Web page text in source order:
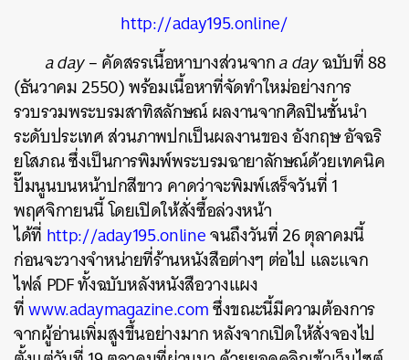
http://aday195.online/
a day– คัดสรรเนื้อหาบางส่วนจากa dayฉบับที่ 88
(ธันวาคม 2550) พร้อมเนื้อหาที่จัดทำใหม่อย่างการ
รวบรวมพระบรมสาทิสลักษณ์ ผลงานจากศิลปินชั้นนำ
ระดับประเทศ ส่วนภาพปกเป็นผลงานของ อังกฤษ อัจฉริ
ยโสภณ ซึ่งเป็นการพิมพ์พระบรมฉายาลักษณ์ด้วยเทคนิค
ปั๊มนูนบนหน้าปกสีขาว คาดว่าจะพิมพ์เสร็จวันที่ 1
พฤศจิกายนนี้ โดยเปิดให้สั่งซื้อล่วงหน้า
ได้ที่ http://aday195.onlineจนถึงวันที่ 26 ตุลาคมนี้
ก่อนจะวางจำหน่ายที่ร้านหนังสือต่างๆ ต่อไป และแจก
ไฟล์ PDF ทั้งฉบับหลังหนังสือวางแผง
ที่www.adaymagazine.comซึ่งขณะนี้มีความต้องการ
จากผู้อ่านเพิ่มสูงขึ้นอย่างมาก หลังจากเปิดให้สั่งจองไป